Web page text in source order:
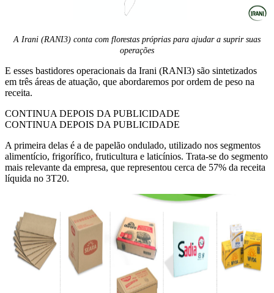
A Irani (RANI3) conta com florestas próprias para ajudar a suprir suas
operações
E esses bastidores operacionais da Irani (RANI3) são sintetizados
em três áreas de atuação, que abordaremos por ordem de peso na
receita.
CONTINUA DEPOIS DA PUBLICIDADE
CONTINUA DEPOIS DA PUBLICIDADE
A primeira delas é a de papelão ondulado, utilizado nos segmentos
alimentício, frigorífico, fruticultura e laticínios. Trata-se do segmento
mais relevante da empresa, que representou cerca de 57% da receita
líquida no 3T20.